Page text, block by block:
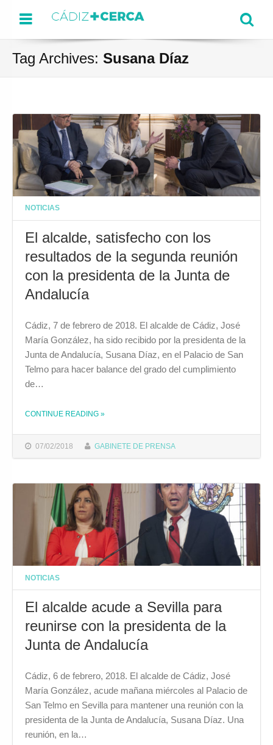
Menu
Tag Archives: Susana Díaz
NOTICIAS
El alcalde, satisfecho con los
resultados de la segunda reunión
con la presidenta de la Junta de
Andalucía
07/02/2018 GABINETE DE PRENSA
Cádiz, 7 de febrero de 2018. El alcalde de Cádiz, José
María González, ha sido recibido por la presidenta de la
Junta de Andalucía, Susana Díaz, en el Palacio de San
Telmo para hacer balance del grado del cumplimiento
de…
CONTINUE READING THE "EL ALCALDE, SATISFECHO CON LOS RESULTADOS DE LA SEGUNDA REUNIÓN CON LA PRESIDENTA DE LA JUNTA DE ANDALUCÍA"
»
NOTICIAS
El alcalde acude a Sevilla para
reunirse con la presidenta de la
Junta de Andalucía
Cádiz, 6 de febrero, 2018. El alcalde de Cádiz, José
María González, acude mañana miércoles al Palacio de
San Telmo en Sevilla para mantener una reunión con la
presidenta de la Junta de Andalucía, Susana Díaz. Una
reunión, en la…